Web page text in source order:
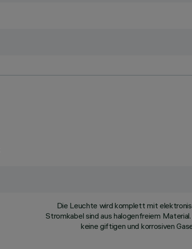
Die Leuchte wird komplett mit
Stromkabel sind aus halogenfreiem
keine giftigen und korrosiven